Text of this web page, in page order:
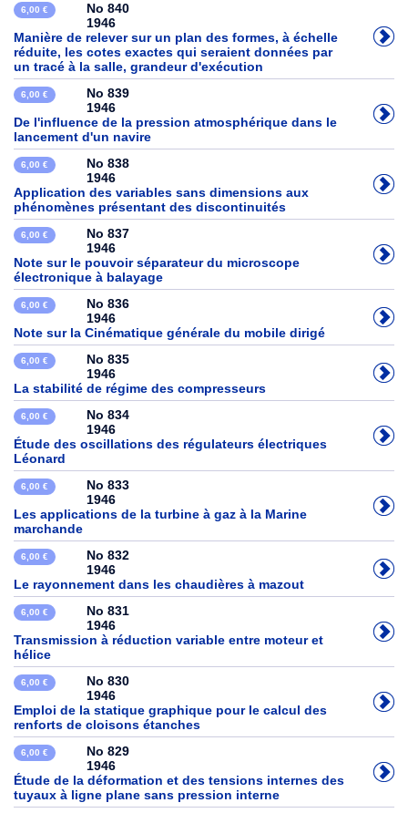
6,00 €
No 840
1946
Manière de relever sur un plan des formes, à échelle
réduite, les cotes exactes qui seraient données par
un tracé à la salle, grandeur d'exécution
6,00 €
No 839
1946
De l'influence de la pression atmosphérique dans le
lancement d'un navire
6,00 €
No 838
1946
Application des variables sans dimensions aux
phénomènes présentant des discontinuités
6,00 €
No 837
1946
Note sur le pouvoir séparateur du microscope
électronique à balayage
6,00 €
No 836
1946
Note sur la Cinématique générale du mobile dirigé
6,00 €
No 835
1946
La stabilité de régime des compresseurs
6,00 €
No 834
1946
Étude des oscillations des régulateurs électriques
Léonard
6,00 €
No 833
1946
Les applications de la turbine à gaz à la Marine
marchande
6,00 €
No 832
1946
Le rayonnement dans les chaudières à mazout
6,00 €
No 831
1946
Transmission à réduction variable entre moteur et
hélice
6,00 €
No 830
1946
Emploi de la statique graphique pour le calcul des
renforts de cloisons étanches
6,00 €
No 829
1946
Étude de la déformation et des tensions internes des
tuyaux à ligne plane sans pression interne